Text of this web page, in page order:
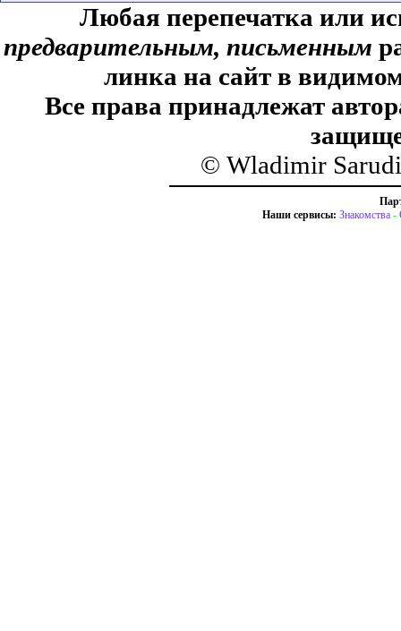
Любая перепечатка или
предварительным, письменным
линка на сайт в
Все права принадлежат
© Wladimir
Наши сервисы: Знакомства -